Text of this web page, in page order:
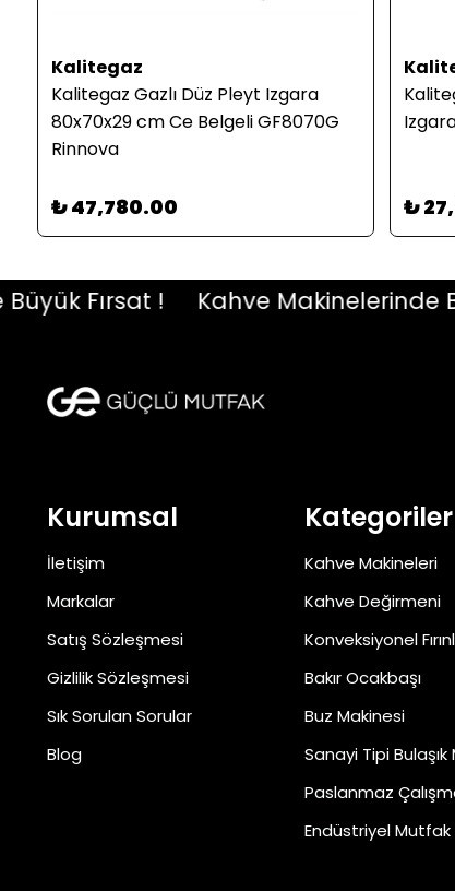
Kalitegaz
Kalitegaz Gazlı Düz Pleyt Izgara
80x70x29 cm Ce Belgeli GF8070G
Rinnova
₺ 47,780.00 ₺
Fırsat ! Kahve Makinelerinde
Kurumsal
İletişim
Markalar
Satış Sözleşmesi
Gizlilik Sözleşmesi
Sık Sorulan Sorular
Blog
Kategoriler
Kahve Makineleri
Kahve Değirmeni
Konveksiyonel
Bakır Ocakbaşı
Buz Makinesi
Sanayi Tipi Bulaşık
Paslanmaz
Endüstriyel Mutfak